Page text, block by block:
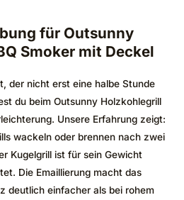
für Outsunny
Smoker mit Deckel
der nicht erst eine halbe Stunde
du beim Outsunny Holzkohlegrill
Unsere Erfahrung zeigt:
wackeln oder brennen nach zwei
Kugelgrill ist für sein Gewicht
Die Emaillierung macht das
deutlich einfacher als bei rohem